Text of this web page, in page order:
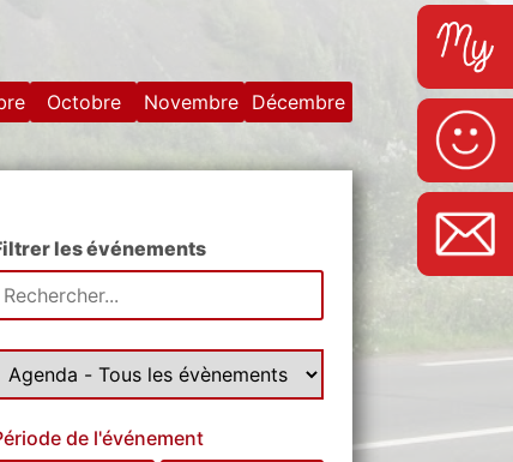
Octobre Novembre Décembre
les événements
de l'événement